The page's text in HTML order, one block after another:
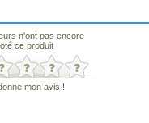
n'ont pas encore
ce produit
mon avis !